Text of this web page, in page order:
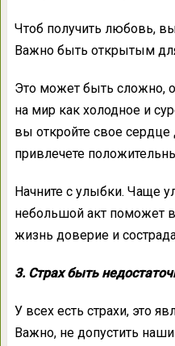
Чтоб получить любовь,
Важно быть открытым
Это может быть сложно,
на мир как холодное и
вы откройте свое
привлечете
Начните с улыбки. Чаще
небольшой акт поможет
жизнь доверие и
3. Страх быть
У всех есть страхи, это
Важно, не допустить